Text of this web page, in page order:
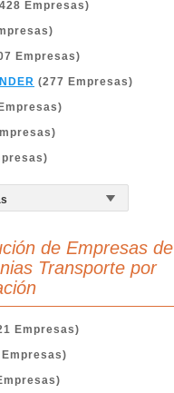
Empresas)
Empresas)
(277 Empresas)
de Empresas de
Transporte por
Empresas)